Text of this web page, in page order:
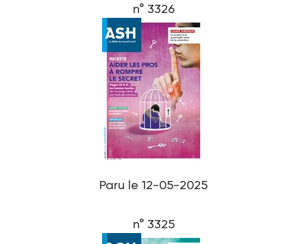
n° 3326
Paru le 12-05-2025
n° 3325